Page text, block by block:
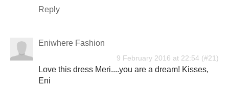
Reply
Eniwhere Fashion
9 February 2016 at 22:54
Love this dress Meri....you are a dream! Kisses,
Eni